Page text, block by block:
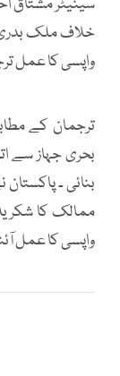
سینیٹر مشتاق
خلاف ملک
واپسی کا عمل
ترجمان کے
بحری جہاز سے
بنائی ۔
ممالک کا
واپسی کا عمل